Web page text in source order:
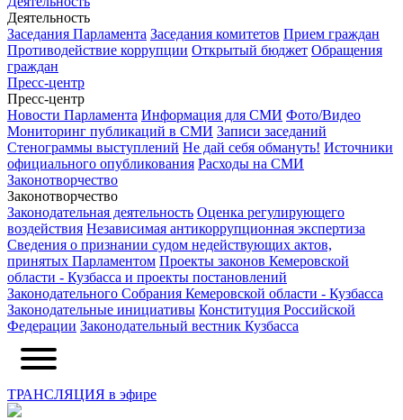
Деятельность
Заседания Парламента Заседания комитетов Прием граждан
Противодействие коррупции Открытый бюджет Обращения
граждан
Пресс-центр
Пресс-центр
Новости Парламента Информация для СМИ Фото/Видео
Мониторинг публикаций в СМИ Записи заседаний
Стенограммы выступлений Не дай себя обмануть! Источники
официального опубликования Расходы на СМИ
Законотворчество
Законотворчество
Законодательная деятельность Оценка регулирующего
воздействия Независимая антикоррупционная экспертиза
Сведения о признании судом недействующих актов,
принятых Парламентом Проекты законов Кемеровской
области - Кузбасса и проекты постановлений
Законодательного Собрания Кемеровской области - Кузбасса
Законодательные инициативы Конституция Российской
Федерации Законодательный вестник Кузбасса
ТРАНСЛЯЦИЯ в эфире